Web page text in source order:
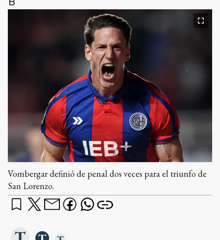
Vombergar definió de penal dos veces para el triunfo de
San Lorenzo.